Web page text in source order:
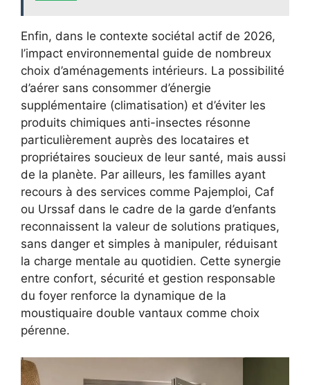
Enfin, dans le contexte sociétal actif de 2026,
l’impact environnemental guide de nombreux
choix d’aménagements intérieurs. La possibilité
d’aérer sans consommer d’énergie
supplémentaire (climatisation) et d’éviter les
produits chimiques anti-insectes résonne
particulièrement auprès des locataires et
propriétaires soucieux de leur santé, mais aussi
de la planète. Par ailleurs, les familles ayant
recours à des services comme Pajemploi, Caf
ou Urssaf dans le cadre de la garde d’enfants
reconnaissent la valeur de solutions pratiques,
sans danger et simples à manipuler, réduisant
la charge mentale au quotidien. Cette synergie
entre confort, sécurité et gestion responsable
du foyer renforce la dynamique de la
moustiquaire double vantaux comme choix
pérenne.